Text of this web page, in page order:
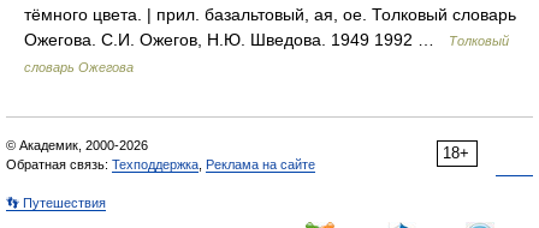
тёмного цвета. | прил. базальтовый, ая, ое. Толковый словарь
Ожегова. С.И. Ожегов, Н.Ю. Шведова. 1949 1992 …
Толковый
словарь Ожегова
18+
© Академик, 2000-2026
Обратная связь: Техподдержка Реклама на сайте
👣 Путешествия